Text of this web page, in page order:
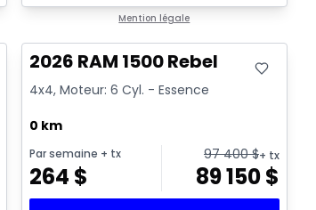
Mention légale
2026 RAM 1500 Rebel
4x4, Moteur: 6 Cyl. - Essence
0 km
Par semaine + tx
264 $
97 400$+ tx
89 150$